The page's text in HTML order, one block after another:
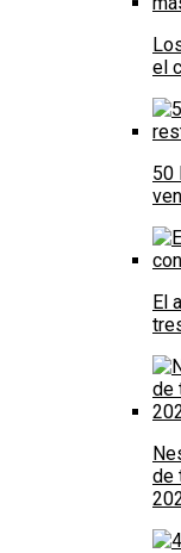
el
50
El
de